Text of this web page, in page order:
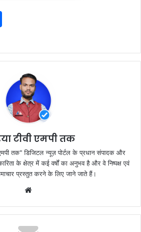
ar
e
टीवी एमपी तक
एमपी तक" डिजिटल न्यूज़ पोर्टल के प्रधान संपादक और
के क्षेत्र में कई वर्षों का अनुभव है और वे निष्पक्ष एवं
प्रस्तुत करने के लिए जाने जाते हैं।